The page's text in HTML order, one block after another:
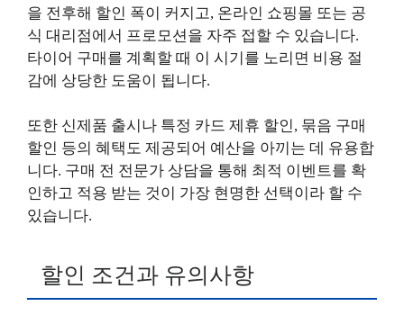
을 전후해 할인 폭이 커지고, 온라인 쇼핑몰 또는 공
식 대리점에서 프로모션을 자주 접할 수 있습니다.
타이어 구매를 계획할 때 이 시기를 노리면 비용 절
감에 상당한 도움이 됩니다.
또한 신제품 출시나 특정 카드 제휴 할인, 묶음 구매
할인 등의 혜택도 제공되어 예산을 아끼는 데 유용합
니다. 구매 전 전문가 상담을 통해 최적 이벤트를 확
인하고 적용 받는 것이 가장 현명한 선택이라 할 수
있습니다.
할인 조건과 유의사항